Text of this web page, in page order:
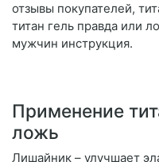
отзывы покупателей,
титан гель правда или
мужчин инструкция.
Применение
ложь
Лишайник – улучшает